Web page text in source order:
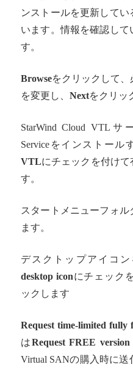
ンストールを更新して
います。情報を確認して
す。
Browseをクリックして
を変更し、 Nextをクリッ
StarWind Cloud VTLサ
Serviceをインストール
VTLにチェックを付けて
す。
スタートメニューフォル
ます。
デスクトップアイコン
desktop iconにチェック
ックします
Request time-limited fully
はRequest FREE version
Virtual SANの購入時に